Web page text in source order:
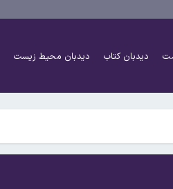
دیدبان کتاب دیدبان محیط زیست